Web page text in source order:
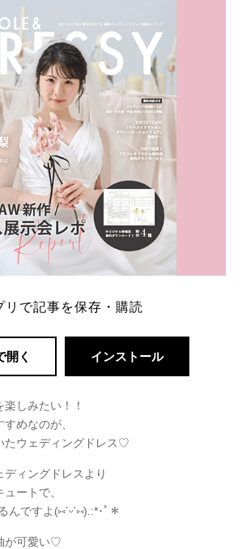
：特典金額・条件・応募方法・注意点 「どこが
得？」「プラコレの特典は？」といった疑問も
します。 まずは診断で候補を絞れる「ウェディ
ング診断」か、体験型 […]
続きを読む
リで記事を保存・購読
開く インストール
しみたい！！
めなのが、
たウェディングドレス♡
ディングドレスより
ートで、
んですよ(⑅ˊᵕˋ⑅).:*･ﾟ＊
が可愛い♡